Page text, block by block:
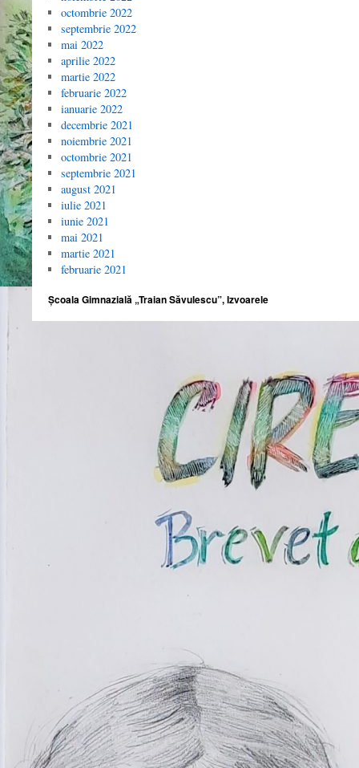
octombrie 2022
septembrie 2022
mai 2022
aprilie 2022
martie 2022
februarie 2022
ianuarie 2022
decembrie 2021
noiembrie 2021
octombrie 2021
septembrie 2021
august 2021
iulie 2021
iunie 2021
mai 2021
martie 2021
februarie 2021
Școala Gimnazială „Traian Săvulescu”, Izvoarele